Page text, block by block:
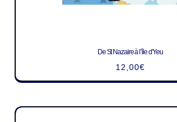
De St Nazaire à l’île d’Yeu
12,00€